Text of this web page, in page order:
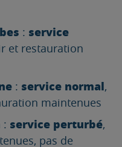
: service
et restauration
: service normal,
maintenues
: service perturbé,
pas de